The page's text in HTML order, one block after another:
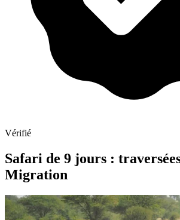
Vérifié
Safari de 9 jours :
Migration